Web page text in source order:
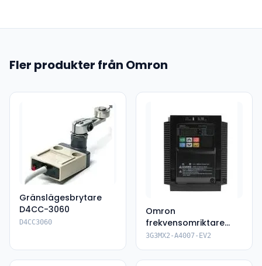
Fler produkter från Omron
Gränslägesbrytare
D4CC-3060
D4CC3060
Omron
frekvensomriktare
3G3MX2-A4007-EV2
3G3MX2-A4007-EV2